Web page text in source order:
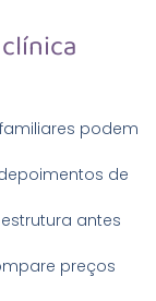
podem
de
antes
preços